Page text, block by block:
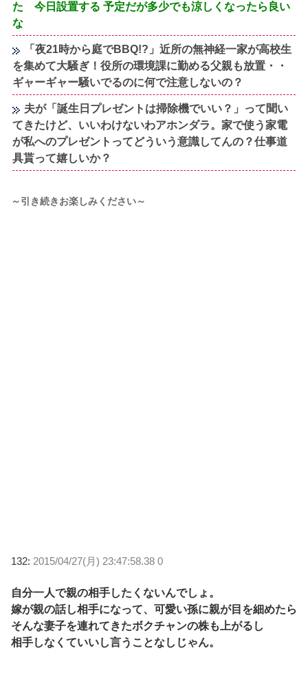
た 今日設置する 予定だが多少でも涼しくなったら良い
な
「夜21時から庭でBBQ!?」近所の無神経一家が高校生
を集めて大騒ぎ！役所の環境課に勤める父親も放置・・
ギャーギャー騒いでるのに何で注意しないの？
夫が「誕生日プレゼントは掃除機でいい？」って聞い
てきたけど、いいわけないわアホンダラ。家で使う家電
が私へのプレゼントってどういう意識してんの？仕事道
具貰って嬉しいか？
～引き続きお楽しみください～
132: 2015/04/27(月) 23:47:58.38 0
自分一人で親の相手したくないんでしょ。
嫁が親の話し相手になって、可愛い孫に親が目を細めたら
そんな妻子を連れてきたボクチャンの株も上がるし
相手しなくていいし言うことなしじゃん。